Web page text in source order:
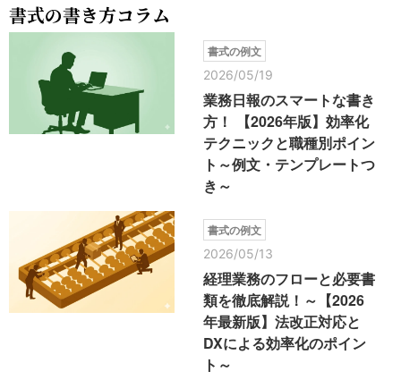
書式の書き方コラム
書式の例文
2026/05/19
業務日報のスマートな書き
方！ 【2026年版】効率化
テクニックと職種別ポイン
ト～例文・テンプレートつ
き～
書式の例文
2026/05/13
経理業務のフローと必要書
類を徹底解説！～【2026
年最新版】法改正対応と
DXによる効率化のポイン
ト～